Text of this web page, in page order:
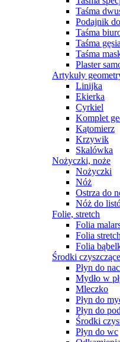
Taśma
Podajnik
Taśma
Taśma
Taśma
Plaster
Artykuły
Linijka
Ekierka
Cyrkiel
Komplet
Kątomierz
Krzywik
Skalówka
Nożyczki, noże
Nożyczki
Nóż
Ostrza do
Nóż do
Folie, stretch
Folia
Folia
Folia
Środki czyszczące
Płyn do
Mydło w
Mleczko
Płyn do
Płyn do
Środki
Płyn do wc